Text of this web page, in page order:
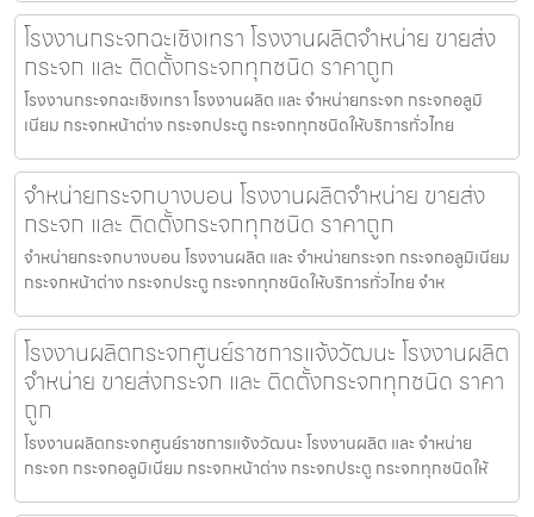
โรงงานกระจกฉะเชิงเทรา โรงงานผลิตจำหน่าย ขายส่ง
กระจก และ ติดตั้งกระจกทุกชนิด ราคาถูก
โรงงานกระจกฉะเชิงเทรา โรงงานผลิต และ จำหน่ายกระจก กระจกอลูมิ
เนียม กระจกหน้าต่าง กระจกประตู กระจกทุกชนิดให้บริการทั่วไทย
จำหน่ายกระจกบางบอน โรงงานผลิตจำหน่าย ขายส่ง
กระจก และ ติดตั้งกระจกทุกชนิด ราคาถูก
จำหน่ายกระจกบางบอน โรงงานผลิต และ จำหน่ายกระจก กระจกอลูมิเนียม
กระจกหน้าต่าง กระจกประตู กระจกทุกชนิดให้บริการทั่วไทย จำห
โรงงานผลิตกระจกศูนย์ราชการแจ้งวัฒนะ โรงงานผลิต
จำหน่าย ขายส่งกระจก และ ติดตั้งกระจกทุกชนิด ราคา
ถูก
โรงงานผลิตกระจกศูนย์ราชการแจ้งวัฒนะ โรงงานผลิต และ จำหน่าย
กระจก กระจกอลูมิเนียม กระจกหน้าต่าง กระจกประตู กระจกทุกชนิดให้